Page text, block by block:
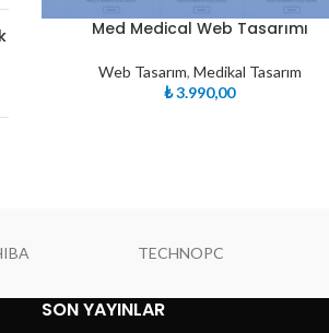
Med Medical Web Tasarımı
Web Tasarım, Medikal Tasarım
₺3.990,00
TECHNOPC
SON YAYINLAR